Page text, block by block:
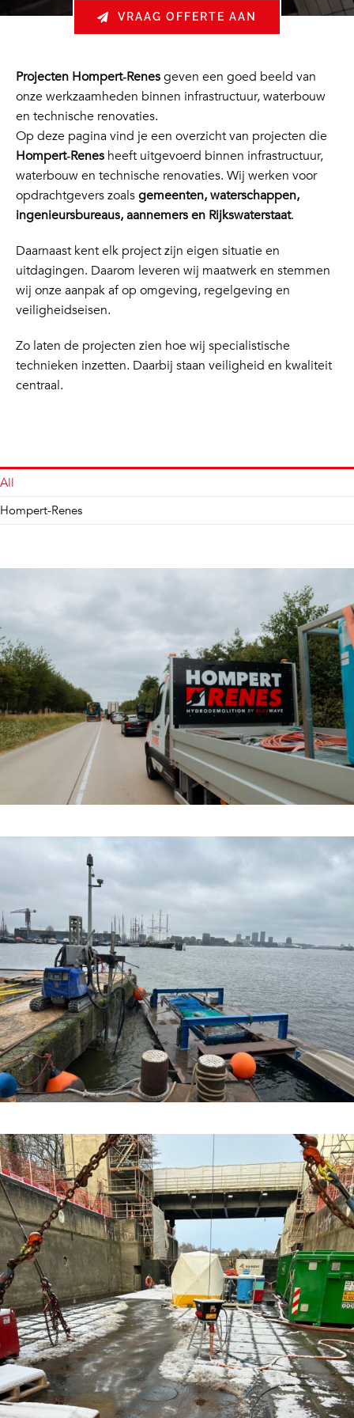
VRAAG OFFERTE AAN
Projecten Hompert‑Renesgeven een goed beeld van
onze werkzaamheden binnen infrastructuur, waterbouw
en technische renovaties.
Op deze pagina vind je een overzicht van projecten die
Hompert‑Renesheeft uitgevoerd binnen infrastructuur,
waterbouw en technische renovaties. Wij werken voor
opdrachtgevers zoalsgemeenten, waterschappen,
ingenieursbureaus, aannemers en Rijkswaterstaat.
Daarnaast kent elk project zijn eigen situatie en
uitdagingen. Daarom leveren wij maatwerk en stemmen
wij onze aanpak af op omgeving, regelgeving en
veiligheidseisen.
Zo laten de projecten zien hoe wij specialistische
technieken inzetten. Daarbij staan veiligheid en kwaliteit
centraal.
All
Hompert-Renes